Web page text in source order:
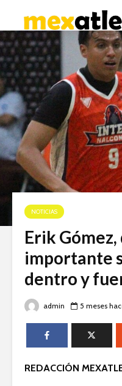
NOTICIAS
Erik Gómez,
importante
dentro y
admin 5 meses
REDACCIÓN